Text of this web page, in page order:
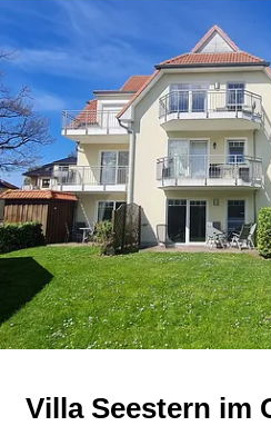
Villa Seestern im